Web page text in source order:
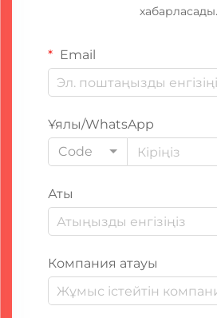
хабарласады.
Email
Ұялы/WhatsApp
Code
Аты
Компания атауы